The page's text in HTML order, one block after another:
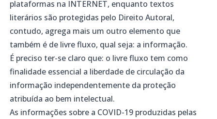
plataformas na INTERNET, enquanto textos
literários são protegidas pelo Direito Autoral,
contudo, agrega mais um outro elemento que
também é de livre fluxo, qual seja: a informação.
É preciso ter-se claro que: o livre fluxo tem como
finalidade essencial a liberdade de circulação da
informação independentemente da proteção
atribuída ao bem intelectual.
As informações sobre a COVID-19 produzidas pelas